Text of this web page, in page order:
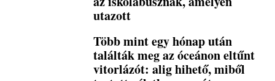
utazott
Több mint egy hónap után
találták meg az óceánon eltűnt
vitorlázót: alig hihető, miből